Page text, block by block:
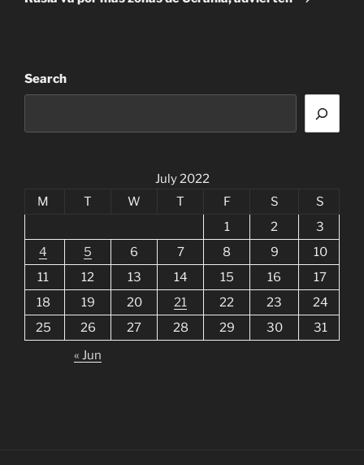
Search
July 2022
M
T W T F S
S
1
2
3
4
5 6 7 8 9
10
11
12 13 14 15 16
17
18
19 20 21 22 23
24
25
26 27 28 29 30
31
« Jun